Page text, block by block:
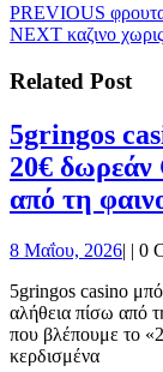
Πλοήγηση
άρθρων
PREVIOUS
post:
NEXT Next
καζινο
Related Post
5gringos
20€
από τη
8 Μαΐου, 20268
2026
| | 0
5gringos casino μπόνους χωρίς κατάθεση 20€ δωρεάν GR: Η κρύα
αλήθεια πίσω από
που βλέπουμε το
κερδισμένα